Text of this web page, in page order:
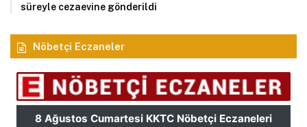
süreyle cezaevine gönderildi
Nöbetçi Eczaneler